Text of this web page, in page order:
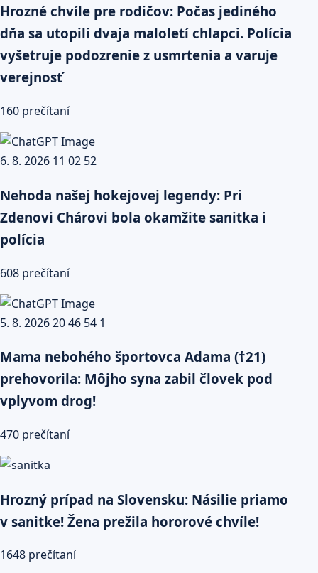
Hrozné chvíle pre rodičov: Počas jediného
dňa sa utopili dvaja maloletí chlapci. Polícia
vyšetruje podozrenie z usmrtenia a varuje
verejnosť
160 prečítaní
Nehoda našej hokejovej legendy: Pri
Zdenovi Chárovi bola okamžite sanitka i
polícia
608 prečítaní
Mama nebohého športovca Adama (†21)
prehovorila: Môjho syna zabil človek pod
vplyvom drog!
470 prečítaní
Hrozný prípad na Slovensku: Násilie priamo
v sanitke! Žena prežila hororové chvíle!
1648 prečítaní